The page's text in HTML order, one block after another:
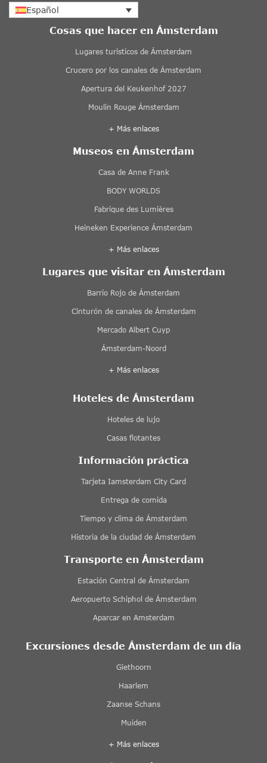
Español
Cosas que hacer en Ámsterdam
Lugares turisticos de Ámsterdam
Crucero por los canales de Ámsterdam
Apertura del Keukenhof 2027
Moulin Rouge Ámsterdam
+ Más enlaces
Museos en Ámsterdam
Casa de Anne Frank
BODY WORLDS
Fabrique des Lumières
Heineken Experience Ámsterdam
+ Más enlaces
Lugares que visitar en Ámsterdam
Barrio Rojo de Ámsterdam
Cinturón de canales de Ámsterdam
Mercado Albert Cuyp
Ámsterdam-Noord
+ Más enlaces
Hoteles de Ámsterdam
Hoteles de lujo
Casas flotantes
Información práctica
Tarjeta Iamsterdam City Card
Entrega de comida
Tiempo y clima de Ámsterdam
Historia de la ciudad de Ámsterdam
Transporte en Ámsterdam
Estación Central de Ámsterdam
Aeropuerto Schiphol de Ámsterdam
Aparcar en Amsterdam
Excursiones desde Ámsterdam de un día
Giethoorn
Haarlem
Zaanse Schans
Muiden
+ Más enlaces